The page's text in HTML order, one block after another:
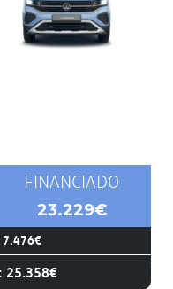
FINANCIADO
23.229€
7.476€
25.358€